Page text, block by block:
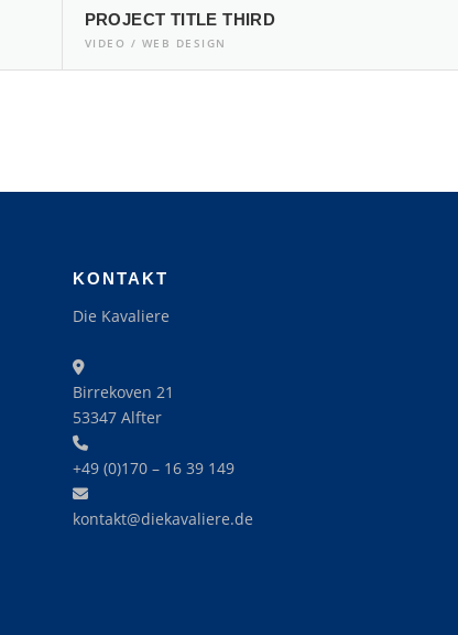
PROJECT TITLE THIRD
VIDEO / WEB DESIGN
KONTAKT
Die Kavaliere
Birrekoven 21
53347 Alfter
+49 (0)170 – 16 39 149‬
kontakt@diekavaliere.de